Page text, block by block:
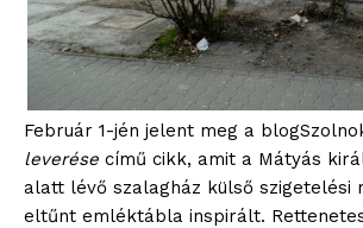
Február 1-jén jelent meg a
leverése című cikk, amit a Mátyás
alatt lévő szalagház külső szigetelési
eltűnt emléktábla inspirált.